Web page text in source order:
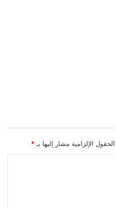
الحقول الإلزامية مشار إليها بـ *